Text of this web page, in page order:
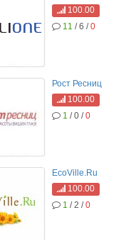
100.00
11 / 6 /0
Рост Ресниц
100.00
1 / 0 /0
EcoVille.Ru
100.00
1 / 2 /0